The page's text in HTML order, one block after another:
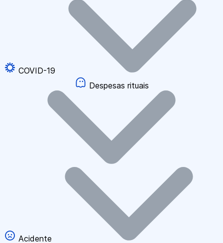
COVID-19
Despesas rituais
Acidente